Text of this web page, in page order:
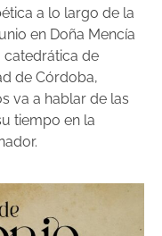
a lo largo de la
en Doña Mencía
catedrática de
de Córdoba,
va a hablar de las
tiempo en la